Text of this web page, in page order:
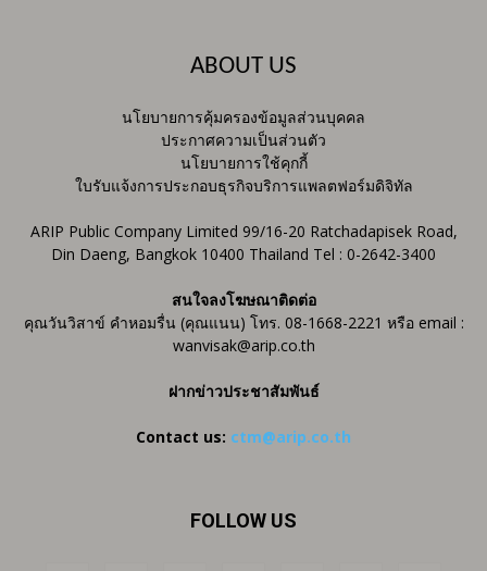
ABOUT US
นโยบายการคุ้มครองข้อมูลส่วนบุคคล
ประกาศความเป็นส่วนตัว
นโยบายการใช้คุกกี้
ใบรับแจ้งการประกอบธุรกิจบริการแพลตฟอร์มดิจิทัล
ARIP Public Company Limited 99/16-20 Ratchadapisek Road,
Din Daeng, Bangkok 10400 Thailand Tel : 0-2642-3400
สนใจลงโฆษณาติดต่อ
คุณวันวิสาข์ คำหอมรื่น (คุณแนน) โทร. 08-1668-2221 หรือ email :
wanvisak@arip.co.th
ฝากข่าวประชาสัมพันธ์
Contact us: ctm@arip.co.th
FOLLOW US